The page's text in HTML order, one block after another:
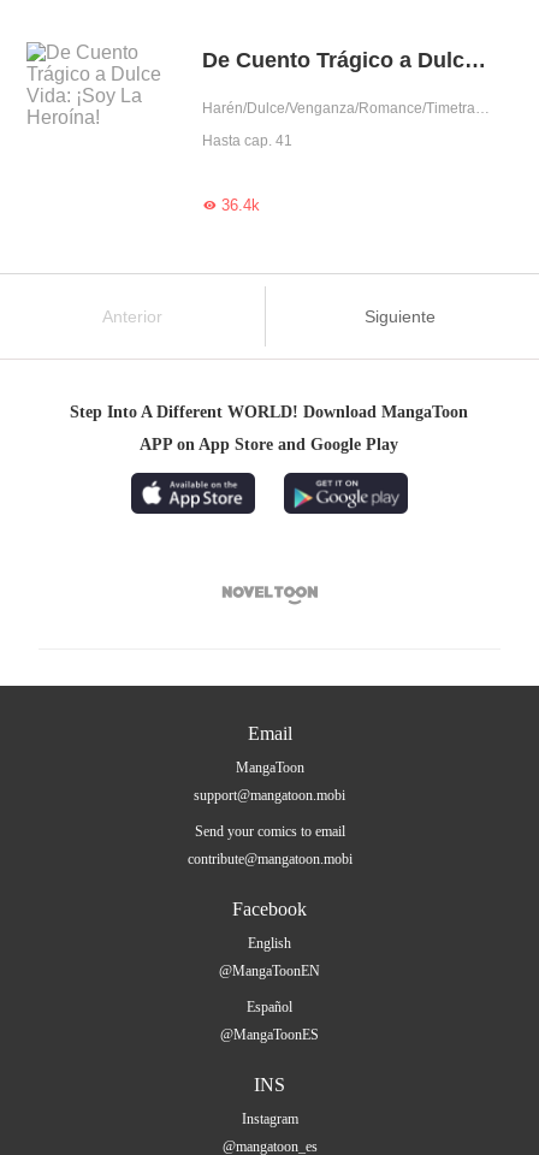
De Cuento Trágico a Dulce Vida: ¡Soy La Heroína!
Harén/Dulce/Venganza/Romance/Timetravel/Sistema/Juego de time travel
Hasta cap. 41
36.4k
Anterior Siguiente
Step Into A Different WORLD! Download MangaToon
APP on App Store and Google Play

Email
MangaToon
support@mangatoon.mobi
Send your comics to email
contribute@mangatoon.mobi
Facebook
English
@MangaToonEN
Español
@MangaToonES
INS
Instagram
@mangatoon_es